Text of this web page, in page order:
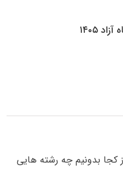
۱۴۰۵
بدونیم چه رشته هایی